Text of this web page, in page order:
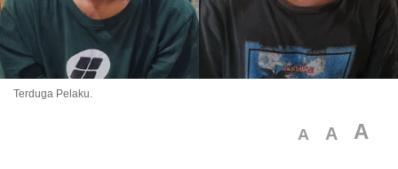
Terduga Pelaku.
A A A